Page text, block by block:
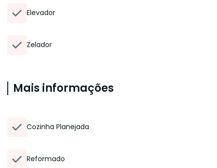
Elevador
Zelador
Mais informações
Cozinha Planejada
Reformado